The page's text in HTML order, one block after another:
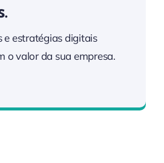
e estratégias digitais
o valor da sua empresa.